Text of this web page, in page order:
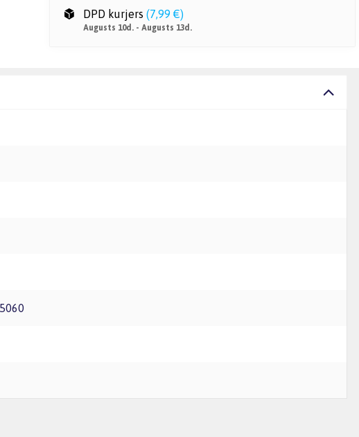
DPD kurjers (7,99 €)
Augusts 10d. - Augusts 13d.